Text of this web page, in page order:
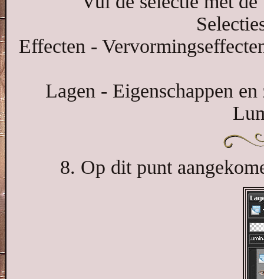
Effecten -
Lagen - Eigenschappen
8. Op dit punt